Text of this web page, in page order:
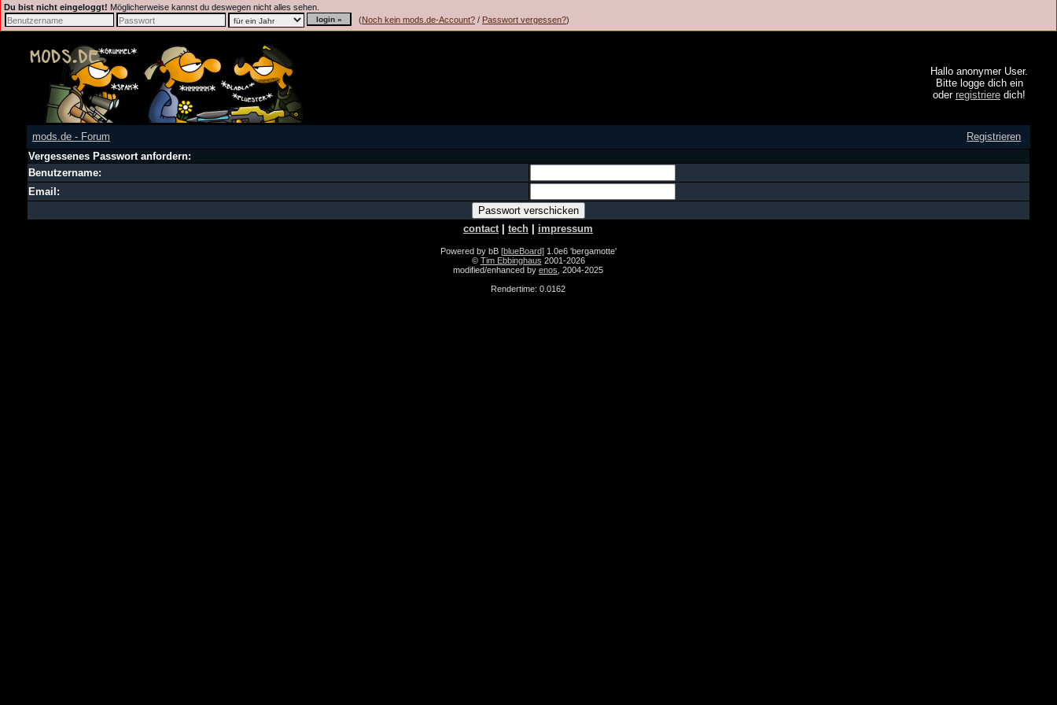
Du bist nicht eingeloggt! Möglicherweise kannst du deswegen nicht alles sehen.
(Noch kein mods.de-Account? / Passwort vergessen?)
Hallo anonymer User.
Bitte logge dich ein
oder registriere dich!
mods.de - Forum
Registrieren
Vergessenes Passwort anfordern:
Benutzername:
Email:
contact| tech impressum
Powered by bB [blueBoard] 1.0e6 'bergamotte'
© Tim Ebbinghaus 2001-2026
modified/enhanced by enos , 2004-2025
Rendertime: 0.0162